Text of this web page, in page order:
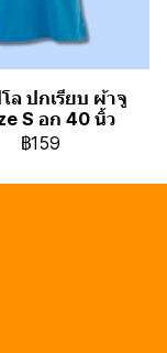
โล ปกเรียบ ผ้าจู
S อก 40 นิ้ว
฿159